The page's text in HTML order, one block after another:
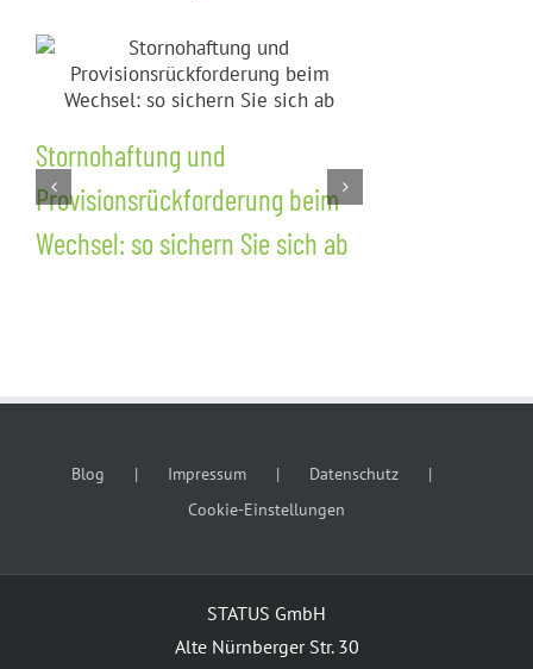
Stornohaftung und
Provisionsrückforderung beim
Wechsel: so sichern Sie sich ab
Blog Impressum
Datenschutz
Cookie-Einstellungen
STATUS GmbH
Alte Nürnberger Str. 30